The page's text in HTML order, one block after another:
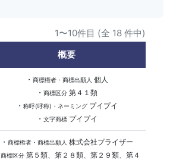
1〜10件目 (全 18 件中)
概要
・ 商標権者・商標出願人 個人
・ 商標区分第４１類
・ 称呼(呼称)・ネーミングプイプイ
・ 文字商標プイプイ
・ 商標権者・商標出願人 株式会社プライザー
商標区分第５類、第２８類、第２９類、第４